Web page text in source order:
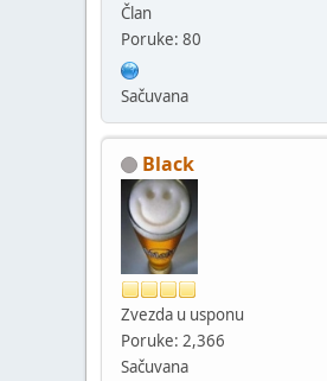
Član
Poruke: 80
Sačuvana
Black
Zvezda u usponu
Poruke: 2,366
Sačuvana